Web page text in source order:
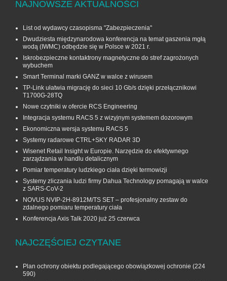
NAJNOWSZE AKTUALNOŚCI
List od wydawcy czasopisma "Zabezpieczenia"
Dwudziesta międzynarodowa konferencja na temat gaszenia mgłą
wodą (IWMC) odbędzie się w Polsce w 2021 r.
Iskrobezpieczne kontaktrony magnetyczne do stref zagrożonych
wybuchem
Smart Terminal marki GANZ w walce z wirusem
TP-Link ułatwia migrację do sieci 10 Gb/s dzięki przełącznikowi
T1700G‑28TQ
Nowe czytniki w ofercie RCS Engineering
Integracja systemu RACS 5 z wizyjnym systemem dozorowym
Ekonomiczna wersja systemu RACS 5
Systemy radarowe CTRL+SKY RADAR 3D
Wisenet Retail Insight w Europie. Narzędzie do efektywnego
zarządzania w handlu detalicznym
Pomiar temperatury ludzkiego ciała dzięki termowizji
Systemy zliczania ludzi firmy Dahua Technology pomagają w walce
z SARS-CoV-2
NOVUS NVIP-2H-8912M/TS SET – profesjonalny zestaw do
zdalnego pomiaru temperatury ciała
Konferencja Axis Talk 2020 już 25 czerwca
NAJCZĘŚCIEJ CZYTANE
Plan ochrony obiektu podlegającego obowiązkowej ochronie (224
590)